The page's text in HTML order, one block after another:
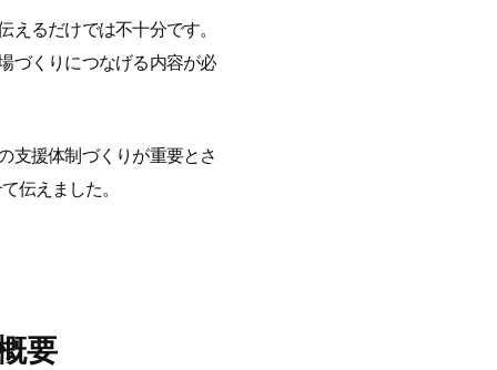
るだけでは不十分です。
づくりにつなげる内容が必
支援体制づくりが重要とさ
伝えました。
要